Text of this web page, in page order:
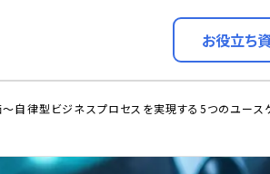
お役立ち
律型ビジネスプロセスを実現する5つのユース